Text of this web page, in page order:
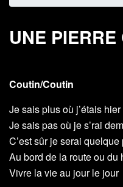
UNE
Coutin/Coutin
Je sais plus où j’étais hier
Je sais pas où je s’rai
C’est sûr je serai quelque
Au bord de la route ou du
Vivre la vie au jour le jour